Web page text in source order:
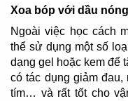
Xoa bóp với dầu nóng
Ngoài việc học cách
thể sử dụng một số
dạng gel hoặc kem để
có tác dụng giảm đau,
tím… và rất tốt cho